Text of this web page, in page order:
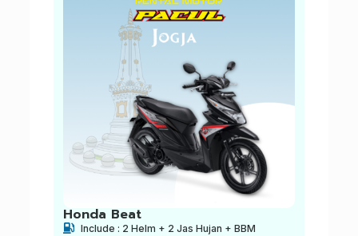
Honda Beat
Include : 2 Helm + 2 Jas Hujan + BBM